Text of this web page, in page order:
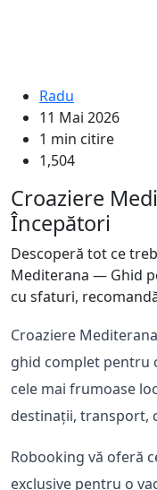
Radu
11 Mai 2026
1 min citire
1,504
Croaziere
Începători
Descoperă tot ce
Mediterana — Ghid
cu sfaturi,
Croaziere
ghid complet pentru
cele mai frumoase
destinații, transport,
Robooking vă oferă
exclusive pentru o